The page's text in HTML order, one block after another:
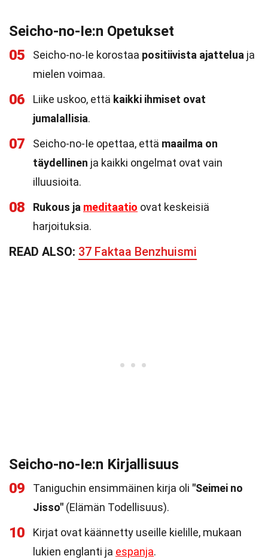
Seicho-no-Ie:n Opetukset
05
Seicho-no-Ie korostaa positiivista ajattelua ja
mielen voimaa.
06 Liike uskoo, että kaikki ihmiset ovat
jumalallisia.
07 Seicho-no-Ie opettaa, että maailma on
täydellinen ja kaikki ongelmat ovat vain
illuusioita.
08 Rukous ja meditaatio ovat keskeisiä
harjoituksia.
READ ALSO: 37 Faktaa Benzhuismi
Seicho-no-Ie:n Kirjallisuus
09
Taniguchin ensimmäinen kirja oli "Seimei no
Jisso" (Elämän Todellisuus).
10
Kirjat ovat käännetty useille kielille, mukaan
lukien englanti ja espanja.